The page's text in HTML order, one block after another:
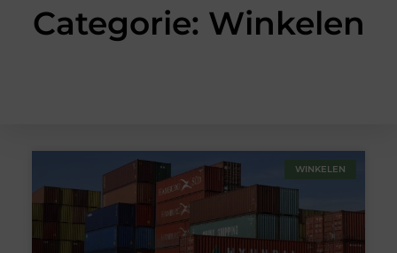
Categorie: Winkelen
WINKELEN